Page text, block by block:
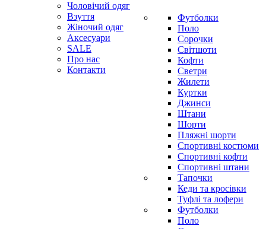
Чоловічий одяг
Взуття
Жіночий одяг
Аксесуари
SALE
Про нас
Контакти
Футболки
Поло
Сорочки
Світшоти
Кофти
Светри
Жилети
Куртки
Джинси
Штани
Шорти
Пляжні шорти
Спортивні костюми
Спортивні кофти
Спортивні штани
Тапочки
Кеди та кросівки
Туфлі та лофери
Футболки
Поло